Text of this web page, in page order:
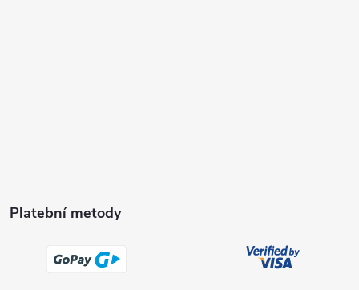
Platební metody